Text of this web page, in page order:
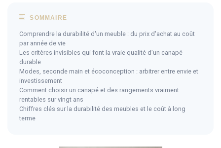
SOMMAIRE
Comprendre la durabilité d'un meuble : du prix d'achat au coût
par année de vie
Les critères invisibles qui font la vraie qualité d’un canapé
durable
Modes, seconde main et écoconception : arbitrer entre envie et
investissement
Comment choisir un canapé et des rangements vraiment
rentables sur vingt ans
Chiffres clés sur la durabilité des meubles et le coût à long
terme